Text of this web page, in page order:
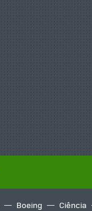
Boeing Ciência